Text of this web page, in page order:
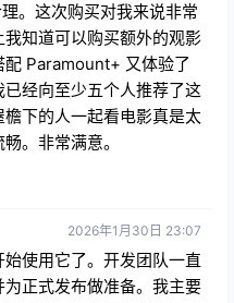
。这次购买对我来说非常
知道可以购买额外的观影
Paramount+ 又体验了
经向至少五个人推荐了这
下的人一起看电影真是太
。非常满意。
2026年1月30日 23:07
使用它了。开发团队一直
正式发布做准备。我主要